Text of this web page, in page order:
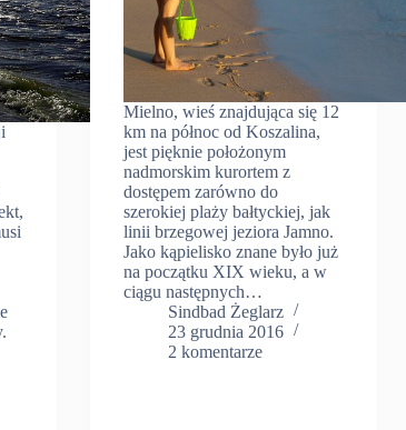
Mielno, wieś znajdująca się 12
km na północ od Koszalina,
jest pięknie położonym
nadmorskim kurortem z
dostępem zarówno do
szerokiej plaży bałtyckiej, jak
linii brzegowej jeziora Jamno.
Jako kąpielisko znane było już
na początku XIX wieku, a w
ciągu następnych…
Sindbad Żeglarz
23 grudnia 2016
2 komentarze